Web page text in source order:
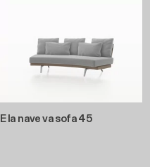
E la nave va sofa 45